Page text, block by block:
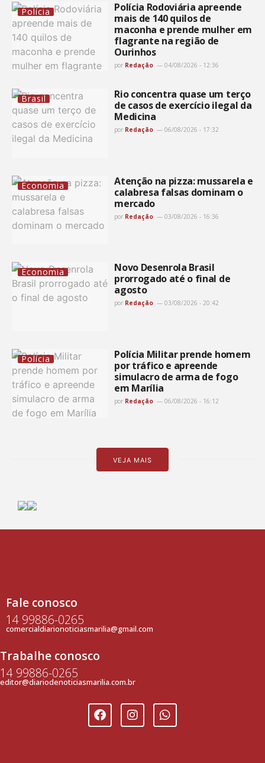
Polícia
Polícia Rodoviária apreende
mais de 140 quilos de
maconha e prende mulher em
flagrante na região de
Ourinhos
por Redação 04/08/2026 - 12:36
Brasil
Rio concentra quase um terço
de casos de exercício ilegal da
Medicina
por Redação 06/08/2026 - 17:32
Economia
Atenção na pizza: mussarela e
calabresa falsas dominam o
mercado
por Redação 03/08/2026 - 16:36
Economia
Novo Desenrola Brasil
prorrogado até o final de
agosto
por Redação 03/08/2026 - 20:42
Polícia
Polícia Militar prende homem
por tráfico e apreende
simulacro de arma de fogo
em Marília
por Redação 06/08/2026 - 16:12
VEJA MAIS
Fale conosco
14 99886-0265
comercialdiarionoticiasmarilia@gmail.com
Trabalhe conosco
14 99886-0265
editor@diariodenoticiasmarilia.com.br